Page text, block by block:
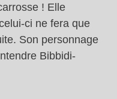
! Elle
ci ne fera que
Son personnage
Bibbidi-